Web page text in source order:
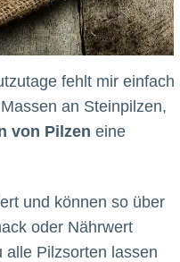
fehlt mir einfach
an Steinpilzen,
von Pilzen eine
und können so über
oder Nährwert
alle Pilzsorten lassen